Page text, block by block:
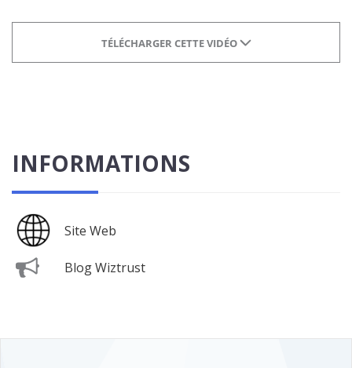
TÉLÉCHARGER CETTE VIDÉO
INFORMATIONS
Site Web
Blog Wiztrust